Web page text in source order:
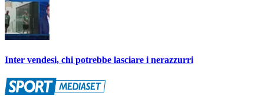
Inter vendesi, chi potrebbe lasciare i nerazzurri